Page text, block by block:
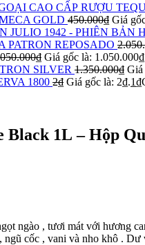
RƯỢU
GOLD 450.000₫ Giá
JULIO 1942 - PHIÊN BẢN
PATRON REPOSADO
₫ Giá gốc là:
SILVER 1.350.000₫ Giá
1800 2₫ Giá gốc là: 2₫.1₫
1L – Hộp
ngào , tươi mát với hương
cốc , vani và nho khô . Dư